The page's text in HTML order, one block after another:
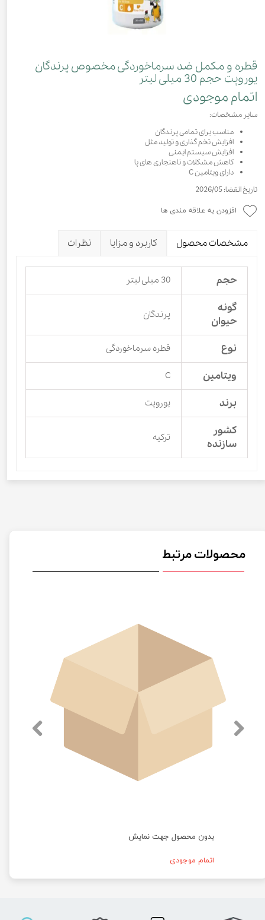
قطره و مکمل ضد سرماخوردگی مخصوص پرندگان
یوروپت حجم 30 میلی لیتر
اتمام موجودی
سایر مشخصات:
مناسب برای تمامی پرندگان
افزایش تخم گذاری و تولید مثل
افزایش سیستم ایمنی
کاهش مشکلات و ناهنجاری های پا
دارای ویتامین C
تاریخ انقضا: 2026/05
افزودن به علاقه مندی ها
مشخصات محصول کاربرد و مزایا نظرات
حجم 30 میلی لیتر
گونه
حیوان
پرندگان
نوع قطره سرماخوردگی
ویتامین C
برند یوروپت
کشور
سازنده
ترکیه
محصولات مرتبط
بدون محصول جهت نمایش
اتمام موجودی